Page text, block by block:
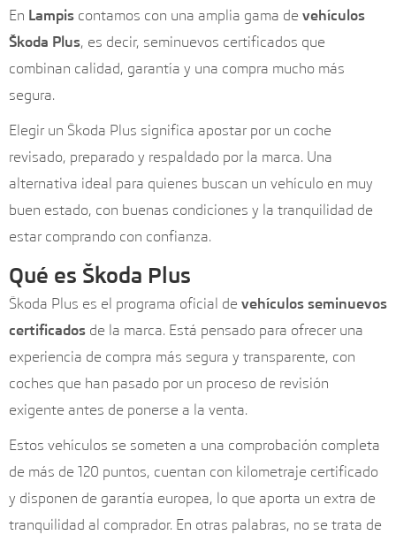
En Lampis contamos con una amplia gama de vehículos
Škoda Plus, es decir, seminuevos certificados que
combinan calidad, garantía y una compra mucho más
segura.
Elegir un Škoda Plus significa apostar por un coche
revisado, preparado y respaldado por la marca. Una
alternativa ideal para quienes buscan un vehículo en muy
buen estado, con buenas condiciones y la tranquilidad de
estar comprando con confianza.
Qué es Škoda Plus
Škoda Plus es el programa oficial de vehículos seminuevos
certificados de la marca. Está pensado para ofrecer una
experiencia de compra más segura y transparente, con
coches que han pasado por un proceso de revisión
exigente antes de ponerse a la venta.
Estos vehículos se someten a una comprobación completa
de más de 120 puntos, cuentan con kilometraje certificado
y disponen de garantía europea, lo que aporta un extra de
tranquilidad al comprador. En otras palabras, no se trata de